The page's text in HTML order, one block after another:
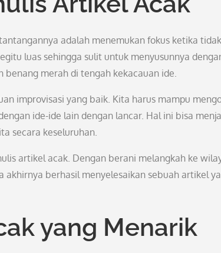
adalah menemukan fokus ketika
luas sehingga sulit untuk menyusunnya
merah di tengah kekacauan ide.
improvisasi yang baik. Kita harus mampu
ide-ide lain dengan lancar. Hal ini bisa
secara keseluruhan.
artikel acak. Dengan berani melangkah ke
berhasil menyelesaikan sebuah artikel
yang Menarik